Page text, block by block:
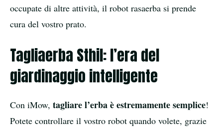
occupate di altre attività, il robot rasaerba si prende
cura del vostro prato.
Tagliaerba Sthil: l’era del
giardinaggio intelligente
Con iMow, tagliare l’erba è estremamente semplice!
Potete controllare il vostro robot quando volete, grazie